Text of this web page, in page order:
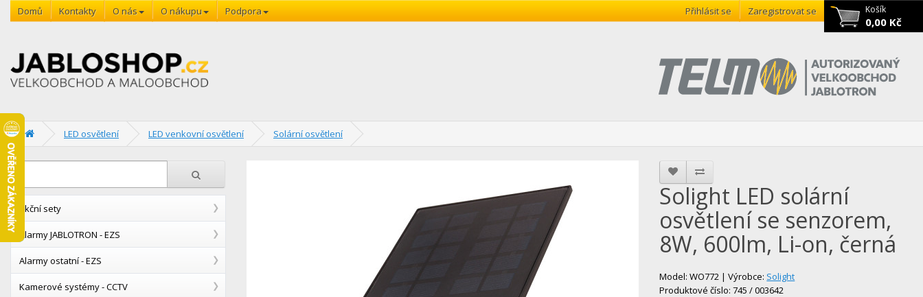
Košík
0,00 Kč
Domů Kontakty O nás O nákupu Podpora Přihlásit se Zaregistrovat se
LED osvětlení LED venkovní osvětlení Solární osvětlení
Akční sety
Alarmy JABLOTRON - EZS
Alarmy ostatní - EZS
Kamerové systémy - CCTV
Solight LED solární
osvětlení se senzorem,
8W, 600lm, Li-on, černá
Model: WO772 | Výrobce: Solight
Produktové číslo: 745 / 003642